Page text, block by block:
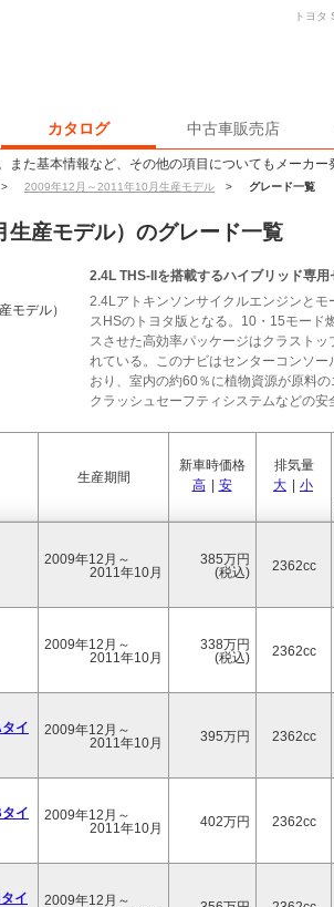
カタログ 中古車販売店
た基本情報など、その他の項目についてもメーカー
> 2009年12月～2011年10月生産モデル > グレード一覧
トヨタ
産モデル）のグレード一覧
モデル）
2.4L THS-IIを搭載するハイブリッド専用
2.4Lアトキンソンサイクルエンジンと
スHSのトヨタ版となる。10・15モード
スさせた高効率パッケージはクラスト
れている。このナビはセンターコンソ
おり、室内の約60％に植物資源が原料
クラッシュセーフティシステムなどの
生産期間
新車時価格
高
安
排気量
大
小
2009年12月～
2011年10月
385万円
(税込)
2362cc
2009年12月～
2011年10月
338万円
(税込)
2362cc
イ
2009年12月～
2011年10月
395万円 2362cc
イ
2009年12月～
2011年10月
402万円 2362cc
イ
2009年12月～